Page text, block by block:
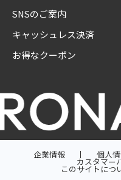
SNSのご案内
キャッシュレス決済
お得なクーポン
企業情報 個人
カスタマー
このサイトにつ